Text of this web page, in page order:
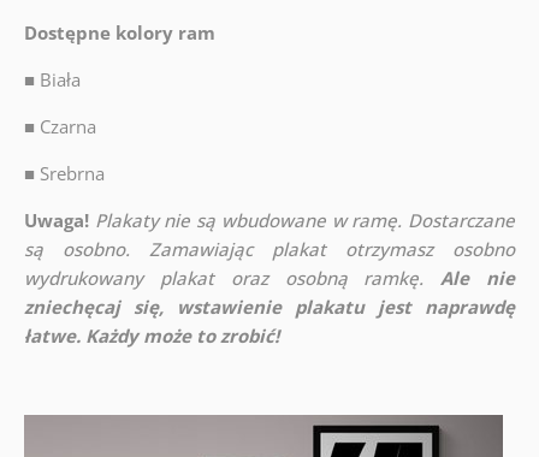
Dostępne kolory ram
■ Biała
■ Czarna
■ Srebrna
Uwaga! Plakaty nie są wbudowane w ramę. Dostarczane
są osobno. Zamawiając plakat otrzymasz osobno
wydrukowany plakat oraz osobną ramkę.
Ale nie
zniechęcaj się, wstawienie plakatu jest naprawdę
łatwe. Każdy może to zrobić!